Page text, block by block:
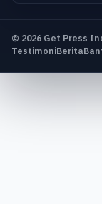
© 2026 Get Press
TestimoniBerita